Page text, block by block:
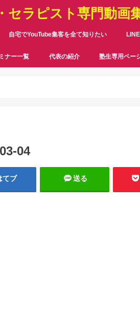
セラピスト専門動画
自宅でYouTube集客を全て知りたい
ナー一覧 代表の紹介 塾生専用ペー
04
てブ 送る